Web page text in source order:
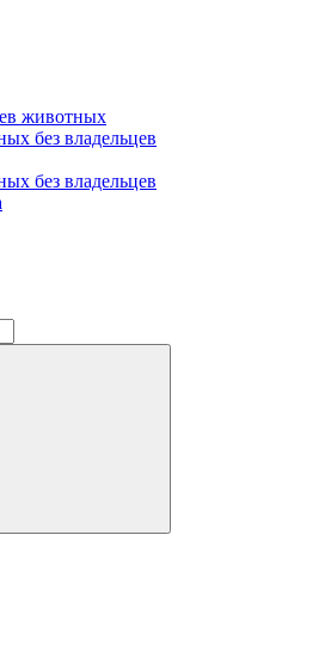
животных
без владельцев
без владельцев